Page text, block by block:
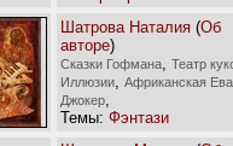
Шатрова Наталия (Об
авторе)
Сказки Гофмана
Театр
Иллюзии
Африканская Ева
Джокер
Темы: Фэнтази